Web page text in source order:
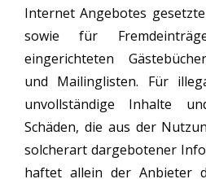
Internet Angebotes
sowie für
eingerichteten
und Mailinglisten. Für
unvollständige Inhalte
Schäden, die aus der
solcherart dargebotener
haftet allein der Anbieter